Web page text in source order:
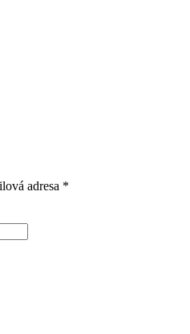
adresa *